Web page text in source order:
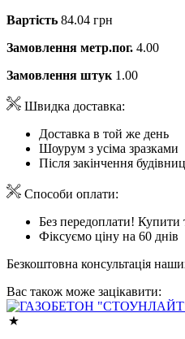
Вартість 84.04 грн
Замовлення метр.пог. 4.00
Замовлення штук 1.00
Швидка доставка:
Доставка в той же день
Шоурум з усіма зразками
Після закінчення
Способи оплати:
Без передоплати! Купити
Фіксуємо ціну на 60 днів
Безкоштовна консультація
Вас також може зацікавити: